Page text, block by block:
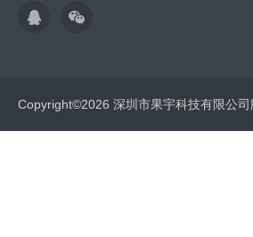
Copyright©2026 深圳市果宇科技有限公